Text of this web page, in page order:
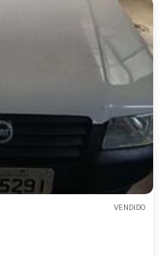
VENDIDO